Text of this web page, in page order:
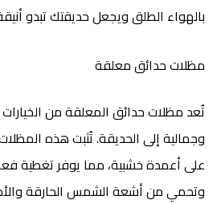
بالهواء الطلق ويجعل حديقتك تبدو
مظلات حدائق معلقة
تُعد مظلات حدائق المعلقة من
وجمالية إلى الحديقة. تُثبت هذه
على أعمدة خشبية، مما يوفر تغطية
وتحمي من أشعة الشمس الحارقة